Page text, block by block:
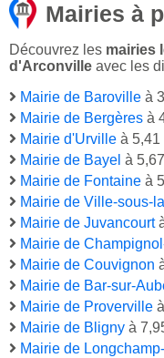
Mairies à
Découvrez les mairies
d'Arconville avec les
Mairie de Baroville à
Mairie de Bergères à
Mairie d'Urville à 5,41
Mairie de Bayel à
Mairie de Fontaine à
Mairie de Ville-sous-
Mairie de Juvancourt
Mairie de
Mairie de Couvignon
Mairie de Bar-sur-
Mairie de Proverville
Mairie de Bligny à
Mairie de